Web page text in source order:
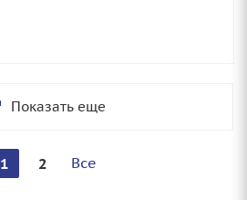
Показать еще
1 2 Все